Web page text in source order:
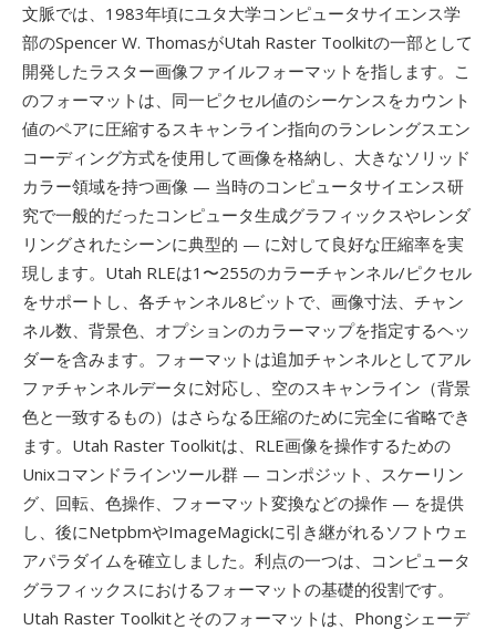
文脈では、1983年頃にユタ大学コンピュータサイエンス学
部のSpencer W. ThomasがUtah Raster Toolkitの一部として
開発したラスター画像ファイルフォーマットを指します。こ
のフォーマットは、同一ピクセル値のシーケンスをカウント
値のペアに圧縮するスキャンライン指向のランレングスエン
コーディング方式を使用して画像を格納し、大きなソリッド
カラー領域を持つ画像 — 当時のコンピュータサイエンス研
究で一般的だったコンピュータ生成グラフィックスやレンダ
リングされたシーンに典型的 — に対して良好な圧縮率を実
現します。Utah RLEは1〜255のカラーチャンネル/ピクセル
をサポートし、各チャンネル8ビットで、画像寸法、チャン
ネル数、背景色、オプションのカラーマップを指定するヘッ
ダーを含みます。フォーマットは追加チャンネルとしてアル
ファチャンネルデータに対応し、空のスキャンライン（背景
色と一致するもの）はさらなる圧縮のために完全に省略でき
ます。Utah Raster Toolkitは、RLE画像を操作するための
Unixコマンドラインツール群 — コンポジット、スケーリン
グ、回転、色操作、フォーマット変換などの操作 — を提供
し、後にNetpbmやImageMagickに引き継がれるソフトウェ
アパラダイムを確立しました。利点の一つは、コンピュータ
グラフィックスにおけるフォーマットの基礎的役割です。
Utah Raster Toolkitとそのフォーマットは、Phongシェーデ